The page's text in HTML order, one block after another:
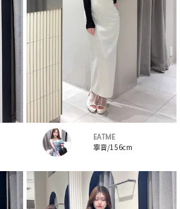
EATME
寧音/156cm